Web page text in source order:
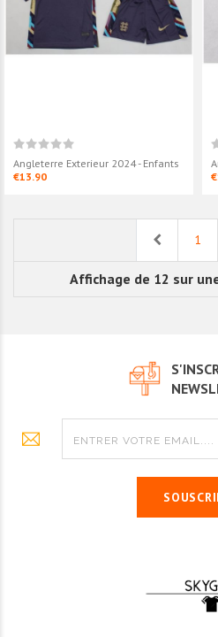
Angleterre Exterieur 2024 - Enfants
€13.90
Previous1
Affichage de 12 sur